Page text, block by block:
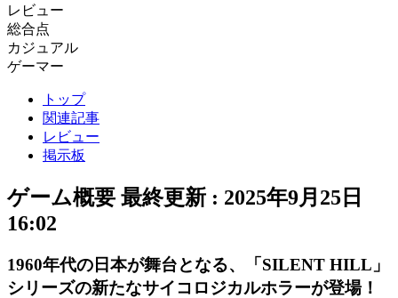
レビュー
総合点
カジュアル
ゲーマー
トップ
関連記事
レビュー
掲示板
ゲーム概要 最終更新 : 2025年9月25日
16:02
1960年代の日本が舞台となる、「SILENT HILL」
シリーズの新たなサイコロジカルホラーが登場！